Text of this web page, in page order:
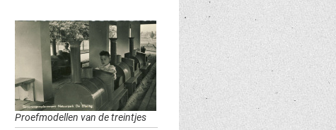
Proefmodellen van de treintjes